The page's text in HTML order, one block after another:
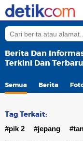
Berita Dan
Terkini Dan
Semua Berita
Tag Terkait:
#pik 2 #jepang